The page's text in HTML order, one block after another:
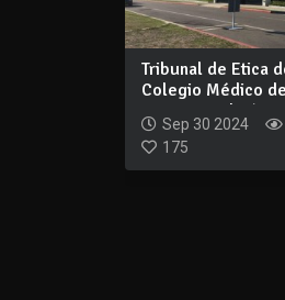
Tribunal de Etica
Colegio Médico
Uruguay aplicó
Sep 30 2024
175